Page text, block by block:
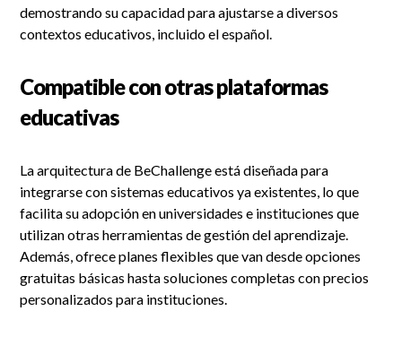
demostrando su capacidad para ajustarse a diversos
contextos educativos, incluido el español.
Compatible con otras plataformas
educativas
La arquitectura de BeChallenge está diseñada para
integrarse con sistemas educativos ya existentes, lo que
facilita su adopción en universidades e instituciones que
utilizan otras herramientas de gestión del aprendizaje.
Además, ofrece planes flexibles que van desde opciones
gratuitas básicas hasta soluciones completas con precios
personalizados para instituciones.